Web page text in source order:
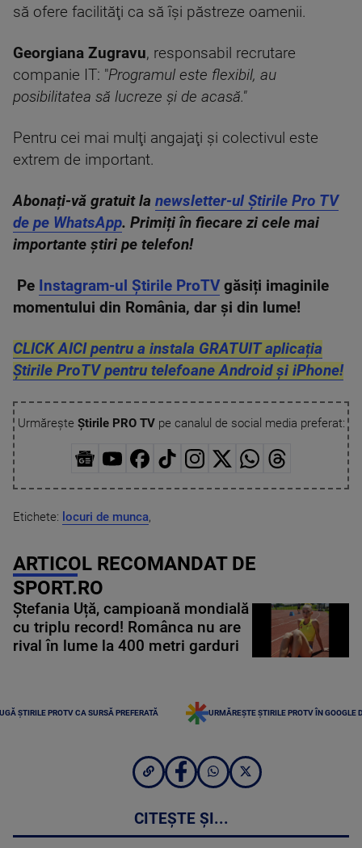
să ofere facilităţi ca să îşi păstreze oamenii.
Georgiana Zugravu, responsabil recrutare
companie IT: "Programul este flexibil, au
posibilitatea să lucreze şi de acasă."
Pentru cei mai mulţi angajaţi şi colectivul este
extrem de important.
Abonați-vă gratuit la newsletter-ul Știrile Pro TV
de pe WhatsApp. Primiți în fiecare zi cele mai
importante știri pe telefon!
Pe Instagram-ul Știrile ProTV găsiți imaginile
momentului din România, dar și din lume!
CLICK AICI pentru a instala GRATUIT aplicația
Știrile ProTV pentru telefoane Android și iPhone!
Urmărește Știrile PRO TVpe canalul de social media preferat:
Etichete: locuri de munca,
ARTICOL RECOMANDAT DE
SPORT.RO
Ștefania Uță, campioană mondială
cu triplu record! Românca nu are
rival în lume la 400 metri garduri
ȘTIRILE PROTV CA SURSĂ PREFERATĂ URMĂREȘTE ȘTIRILE PROTV ÎN GOOGLE
CITEȘTE ȘI...